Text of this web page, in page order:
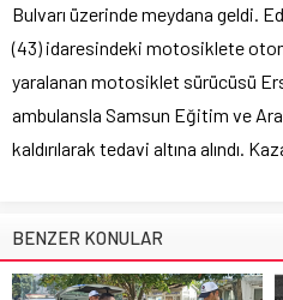
Bulvarı üzerinde meydana geldi.
(43) idaresindeki motosiklete
yaralanan motosiklet sürücüsü
ambulansla Samsun Eğitim ve
kaldırılarak tedavi altına alındı.
BENZER KONULAR